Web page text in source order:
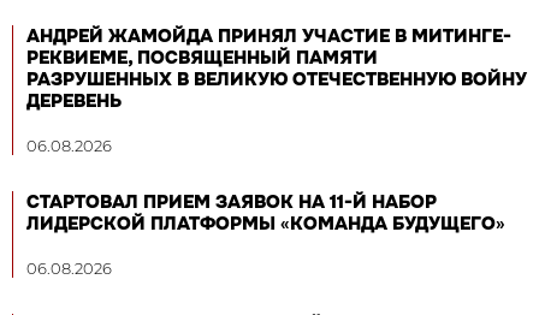
АНДРЕЙ ЖАМОЙДА ПРИНЯЛ УЧАСТИЕ В МИТИНГЕ-
РЕКВИЕМЕ, ПОСВЯЩЕННЫЙ ПАМЯТИ
РАЗРУШЕННЫХ В ВЕЛИКУЮ ОТЕЧЕСТВЕННУЮ ВОЙНУ
ДЕРЕВЕНЬ
06.08.2026
СТАРТОВАЛ ПРИЕМ ЗАЯВОК НА 11-Й НАБОР
ЛИДЕРСКОЙ ПЛАТФОРМЫ «КОМАНДА БУДУЩЕГО»
06.08.2026